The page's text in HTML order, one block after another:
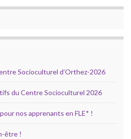
Socioculturel d’Orthez-2026
du Centre Socioculturel 2026
nos apprenants en FLE* !
être !